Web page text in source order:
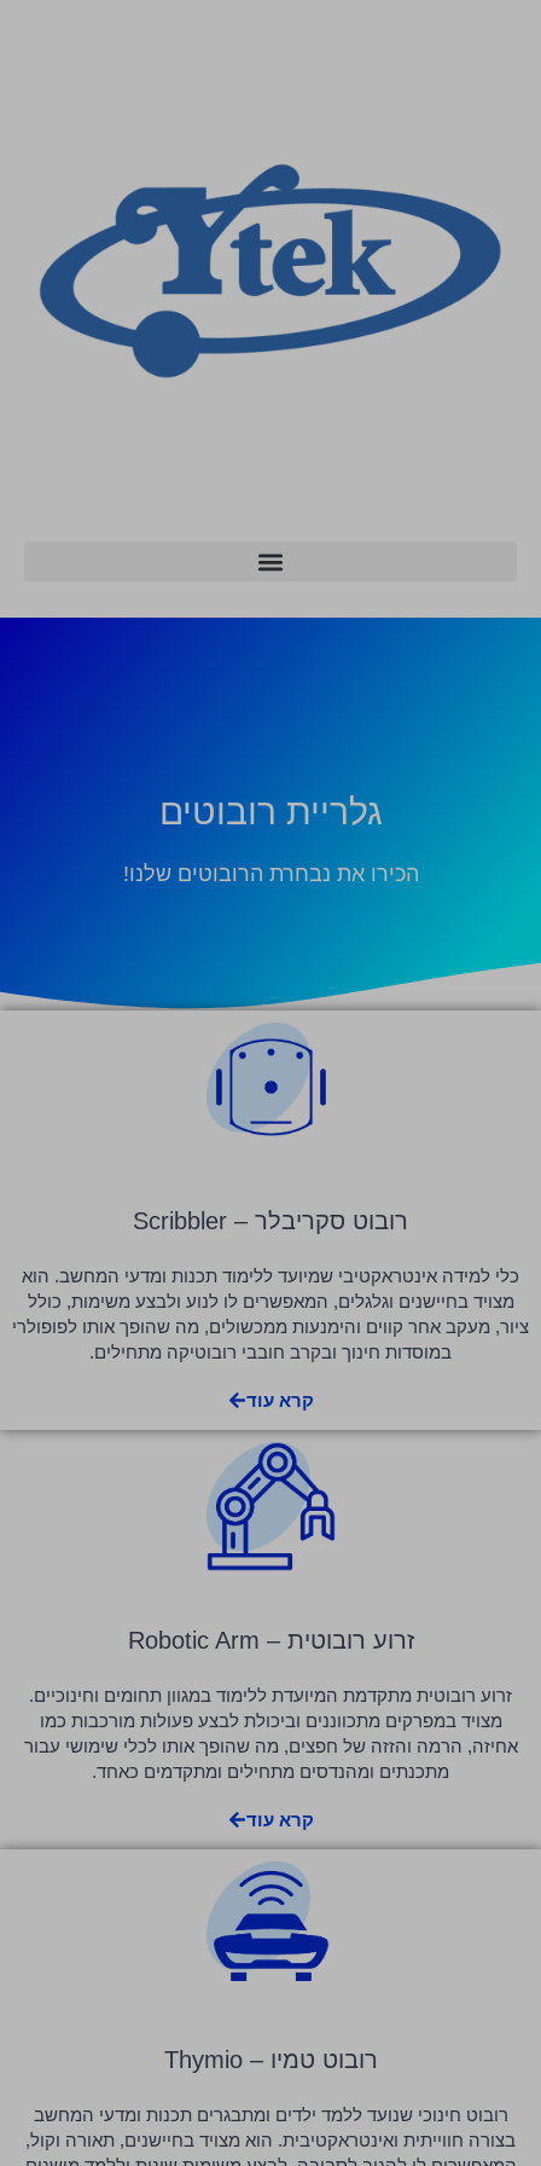
גלריית רובוטים
הכירו את נבחרת הרובוטים שלנו!
רובוט סקריבלר – Scribbler
כלי למידה אינטראקטיבי שמיועד ללימוד תכנות ומדעי המחשב. הוא
מצויד בחיישנים וגלגלים, המאפשרים לו לנוע ולבצע משימות, כולל
ציור, מעקב אחר קווים והימנעות ממכשולים, מה שהופך אותו לפופולרי
במוסדות חינוך ובקרב חובבי רובוטיקה מתחילים.
קרא עוד
זרוע רובוטית – Robotic Arm
זרוע רובוטית מתקדמת המיועדת ללימוד במגוון תחומים וחינוכיים.
מצויד במפרקים מתכווננים וביכולת לבצע פעולות מורכבות כמו
אחיזה, הרמה והזזה של חפצים, מה שהופך אותו לכלי שימושי עבור
מתכנתים ומהנדסים מתחילים ומתקדמים כאחד.
קרא עוד
רובוט טמיו – Thymio
רובוט חינוכי שנועד ללמד ילדים ומתבגרים תכנות ומדעי המחשב
בצורה חווייתית ואינטראקטיבית. הוא מצויד בחיישנים, תאורה וקול,